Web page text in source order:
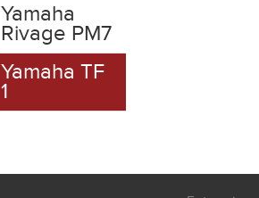
Yamaha
Rivage PM7
Yamaha TF
1